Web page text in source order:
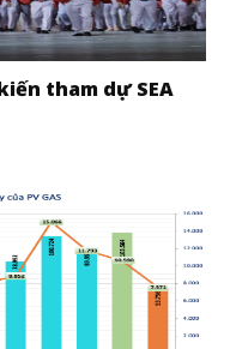
tham dự SEA